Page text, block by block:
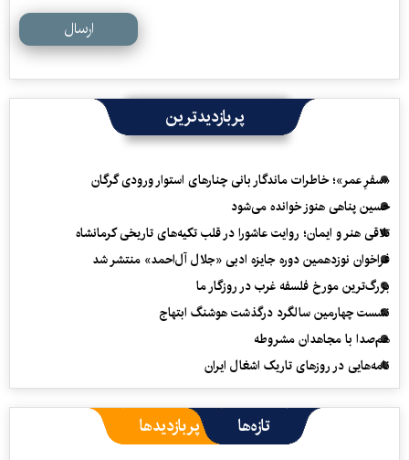
ارسال
پربازدیدترین
«سفرِ عمر»؛ خاطرات ماندگار بانی چنارهای استوار ورودی گرگان
حسین پناهی هنوز خوانده می‌شود
تلاقی هنر و ایمان؛ روایت عاشورا در قلب تکیه‌های تاریخی کرمانشاه
فراخوان نوزدهمین دوره جایزه ادبی «جلال آل‌احمد» منتشر شد
بزرگ‌ترین مورخ فلسفه غرب در روزگار ما
نشست چهارمین سالگرد درگذشت هوشنگ ابتهاج
هم‌صدا با مجاهدان مشروطه
نامه‌هایی در روزهای تاریک اشغال ایران
تازه‌ها پربازدیدها